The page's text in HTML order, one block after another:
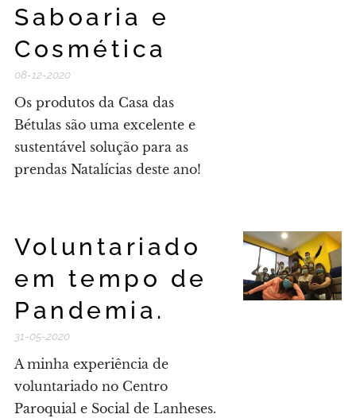
Saboaria e
Cosmética
08-12-2020
Os produtos da Casa das
Bétulas são uma excelente e
sustentável solução para as
prendas Natalícias deste ano!
Voluntariado
em tempo de
Pandemia.
31-05-2020
A minha experiência de
voluntariado no Centro
Paroquial e Social de Lanheses.